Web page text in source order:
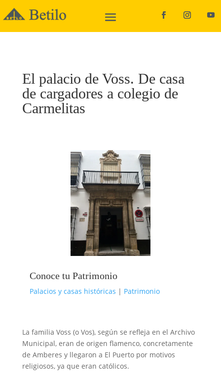
El palacio de Voss. De casa
de cargadores a colegio de
Carmelitas
Conoce tu Patrimonio
Palacios y casas históricas | Patrimonio
La familia Voss (o Vos), según se refleja en el Archivo
Municipal, eran de origen flamenco, concretamente
de Amberes y llegaron a El Puerto por motivos
religiosos, ya que eran católicos.